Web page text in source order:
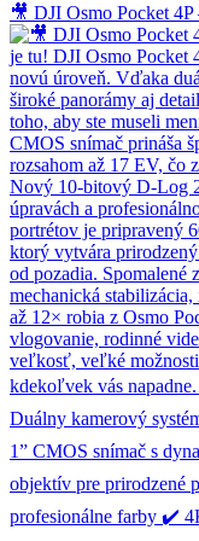
🎥 DJI Osmo Pocket